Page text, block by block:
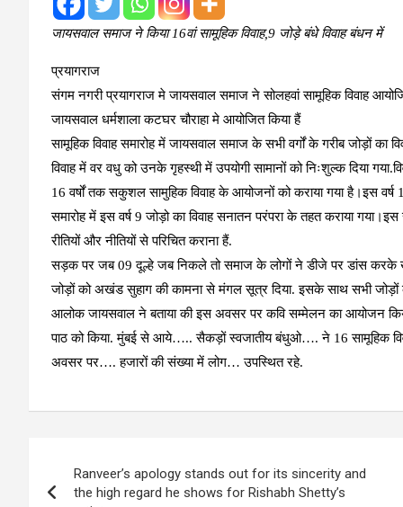
जायसवाल समाज ने किया 16वां सामूहिक विवाह,9 जोड़े बंधे विवाह बंधन में
प्रयागराज
संगम नगरी प्रयागराज मे जायसवाल समाज ने सोलहवां सामूहिक विवाह
जायसवाल धर्मशाला कटघर चौराहा मे आयोजित किया हैं
सामूहिक विवाह समारोह में जायसवाल समाज के सभी वर्गों के गरीब जोड़ों का
विवाह में वर वधु को उनके गृहस्थी में उपयोगी सामानों को निःशुल्क दिया
16 वर्षों तक सकुशल सामुहिक विवाह के आयोजनों को कराया गया है।इस वर्ष
समारोह में इस वर्ष 9 जोड़ो का विवाह सनातन परंपरा के तहत कराया
रीतियों और नीतियों से परिचित कराना हैं.
सड़क पर जब 09 दूल्हे जब निकले तो समाज के लोगों ने डीजे पर डांस करके
जोड़ों को अखंड सुहाग की कामना से मंगल सूत्र दिया. इसके साथ सभी
आलोक जायसवाल ने बताया की इस अवसर पर कवि सम्मेलन का आयोजन
पाठ को किया. मुंबई से आये….. सैकड़ों स्वजातीय बंधुओ…. ने 16 सामूहिक
अवसर पर…. हजारों की संख्या में लोग… उपस्थित रहे.
navigation
Ranveer’s apology stands out for its sincerity and
the high regard he shows for Rishabh Shetty’s